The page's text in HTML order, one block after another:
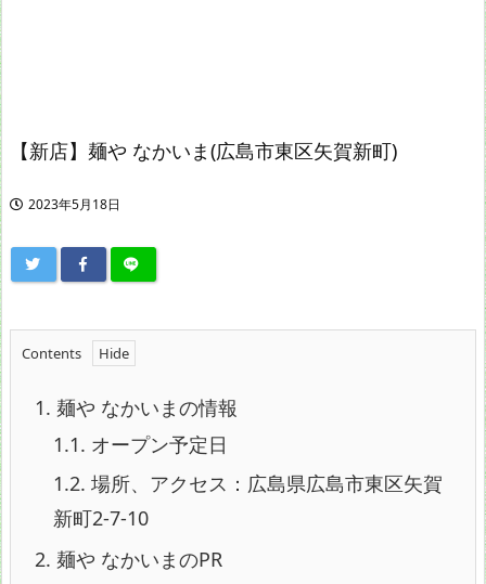
【新店】麺や なかいま(広島市東区矢賀新町)
2023年5月18日
Contents
1. 麺や なかいまの情報
1.1. オープン予定日
1.2. 場所、アクセス：広島県広島市東区矢賀
新町2-7-10
2. 麺や なかいまのPR